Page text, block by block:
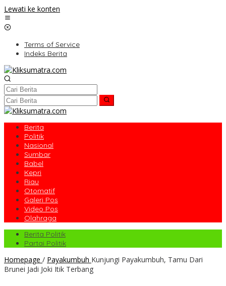
Lewati ke konten
Terms of Service
Indeks Berita
Berita
Politik
Nasional
Sumbar
Babel
Kepri
Riau
Otomatif
Galeri Pos
Video Pos
Olahraga
Berita Politik
Partai Politik
Homepage / Payakumbuh Kunjungi Payakumbuh, Tamu Dari
Brunei Jadi Joki Itik Terbang